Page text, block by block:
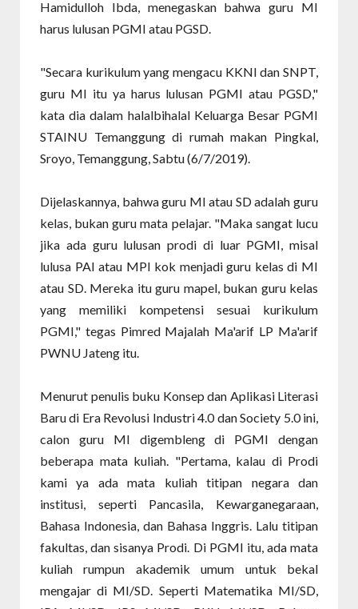
Hamidulloh Ibda, menegaskan bahwa guru MI
harus lulusan PGMI atau PGSD.
"Secara kurikulum yang mengacu KKNI dan SNPT,
guru MI itu ya harus lulusan PGMI atau PGSD,"
kata dia dalam halalbihalal Keluarga Besar PGMI
STAINU Temanggung di rumah makan Pingkal,
Sroyo, Temanggung, Sabtu (6/7/2019).
Dijelaskannya, bahwa guru MI atau SD adalah guru
kelas, bukan guru mata pelajar. "Maka sangat lucu
jika ada guru lulusan prodi di luar PGMI, misal
lulusa PAI atau MPI kok menjadi guru kelas di MI
atau SD. Mereka itu guru mapel, bukan guru kelas
yang memiliki kompetensi sesuai kurikulum
PGMI," tegas Pimred Majalah Ma'arif LP Ma'arif
PWNU Jateng itu.
Menurut penulis buku Konsep dan Aplikasi Literasi
Baru di Era Revolusi Industri 4.0 dan Society 5.0 ini,
calon guru MI digembleng di PGMI dengan
beberapa mata kuliah. "Pertama, kalau di Prodi
kami ya ada mata kuliah titipan negara dan
institusi, seperti Pancasila, Kewarganegaraan,
Bahasa Indonesia, dan Bahasa Inggris. Lalu titipan
fakultas, dan sisanya Prodi. Di PGMI itu, ada mata
kuliah rumpun akademik umum untuk bekal
mengajar di MI/SD. Seperti Matematika MI/SD,